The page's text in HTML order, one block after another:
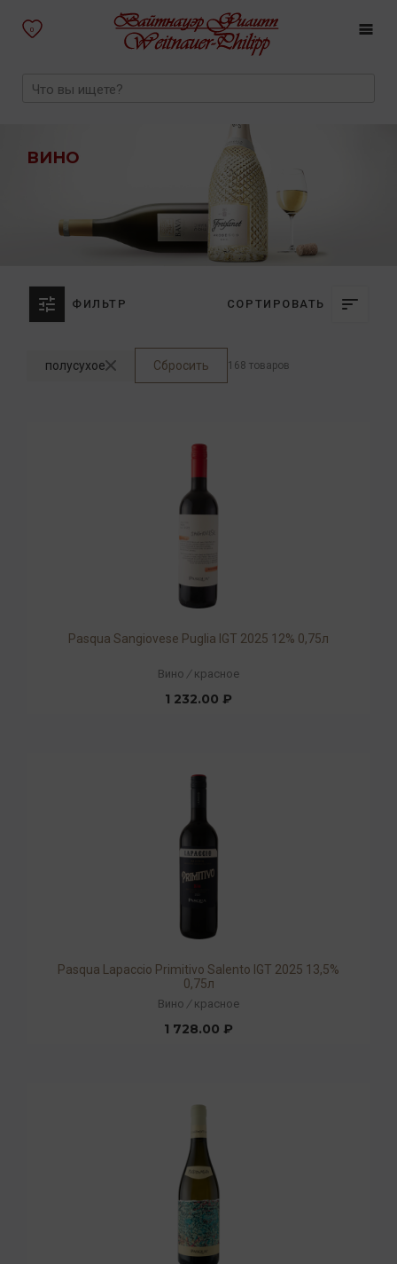
0
ВИНО
ФИЛЬТР СОРТИРОВАТЬ
полусухое Сбросить 168 товаров
Pasqua Sangiovese Puglia IGT 2025 12% 0,75л
Вино / красное
1 232.00 ₽
Pasqua Lapaccio Primitivo Salento IGT 2025 13,5%
0,75л
Вино / красное
1 728.00 ₽